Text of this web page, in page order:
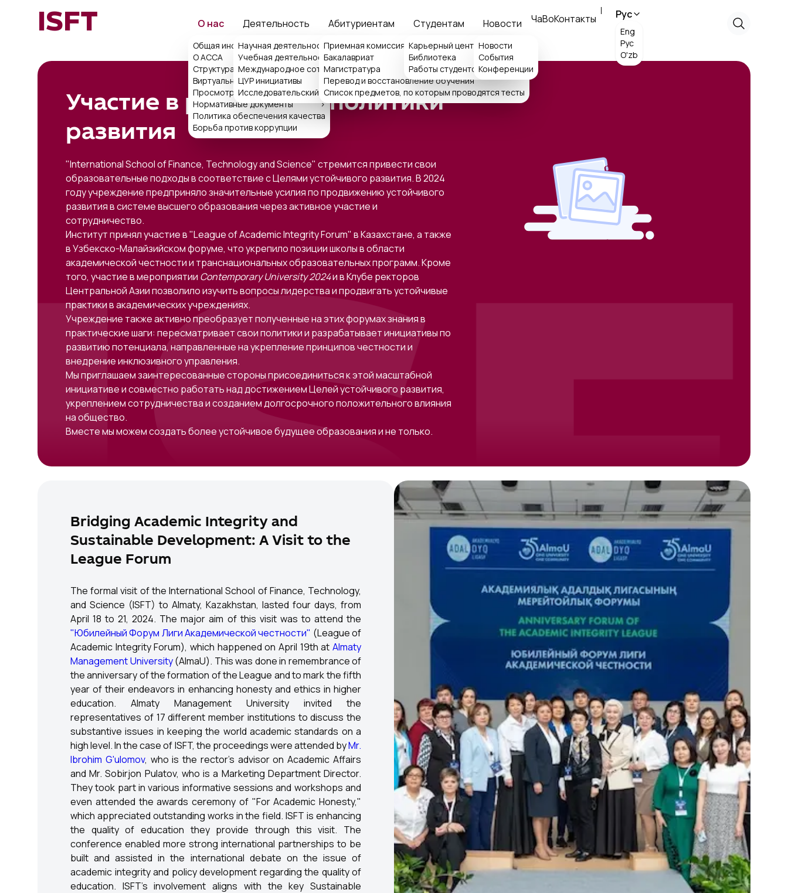
ISFT О нас
Общая информация
О ACCA
Структура
>
Виртуальная приемная ректора
Просмотр порядка обращений
Нормативные документы
>
Политика обеспечения качества
Борьба против коррупции
Деятельность
Научная деятельность
>
Учебная деятельность
Международное сотрудничество
ЦУР инициативы
>
Исследовательский центр
Абитуриентам
Приемная комиссия
Бакалавриат
Магистратура
>
Перевод и восстановление обучения
Список предметов, по которым проводятся тесты
Студентам
Карьерный центр ISFT>
Библиотека
>
Работы студентов
Новости
Новости
События
Конференции
ЧаВоКонтакты Рус
Eng
Рус
O'zb
Участие в разработке политики
развития
"International School of Finance, Technology and Science" стремится привести свои
образовательные подходы в соответствие с Целями устойчивого развития. В 2024
году учреждение предприняло значительные усилия по продвижению устойчивого
развития в системе высшего образования через активное участие и
сотрудничество.
Институт принял участие в "League of Academic Integrity Forum" в Казахстане, а также
в Узбекско-Малайзийском форуме, что укрепило позиции школы в области
академической честности и транснациональных образовательных программ. Кроме
того, участие в мероприятии Contemporary University 2024и в Клубе ректоров
Центральной Азии позволило изучить вопросы лидерства и продвигать устойчивые
практики в академических учреждениях.
Учреждение также активно преобразует полученные на этих форумах знания в
практические шаги: пересматривает свои политики и разрабатывает инициативы по
развитию потенциала, направленные на укрепление принципов честности и
внедрение инклюзивного управления.
Мы приглашаем заинтересованные стороны присоединиться к этой масштабной
инициативе и совместно работать над достижением Целей устойчивого развития,
укреплением сотрудничества и созданием долгосрочного положительного влияния
на общество.
Вместе мы можем создать более устойчивое будущее образования и не только.
Bridging Academic Integrity and
Sustainable Development: A Visit to the
League Forum
The formal visit of the International School of Finance, Technology,
and Science (ISFT) to Almaty, Kazakhstan, lasted four days, from
April 18 to 21, 2024. The major aim of this visit was to attend the
"Юбилейный Форум Лиги Академической честности" (League of
Academic Integrity Forum), which happened on April 19th at Almaty
Management University(AlmaU). This was done in remembrance of
the anniversary of the formation of the League and to mark the fifth
year of their endeavors in enhancing honesty and ethics in higher
education. Almaty Management University invited the
representatives of 17 different member institutions to discuss the
substantive issues in keeping the world academic standards on a
high level. In the case of ISFT, the proceedings were attended byMr.
Ibrohim G'ulomov, who is the rector's advisor on Academic Affairs
and Mr. Sobirjon Pulatov, who is a Marketing Department Director.
They took part in various informative sessions and workshops and
even attended the awards ceremony of "For Academic Honesty,"
which appreciated outstanding works in the field. ISFT is enhancing
the quality of education they provide through this visit. The
conference enabled more strong international partnerships to be
built and assisted in the international debate on the issue of
academic integrity and policy development regarding the quality of
education. ISFT's involvement aligns with the key Sustainable